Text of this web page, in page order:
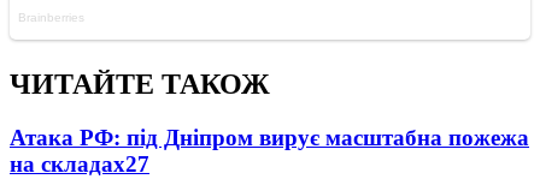
ЧИТАЙТЕ ТАКОЖ
Атака РФ: під Дніпром вирує масштабна пожежа
на складах27